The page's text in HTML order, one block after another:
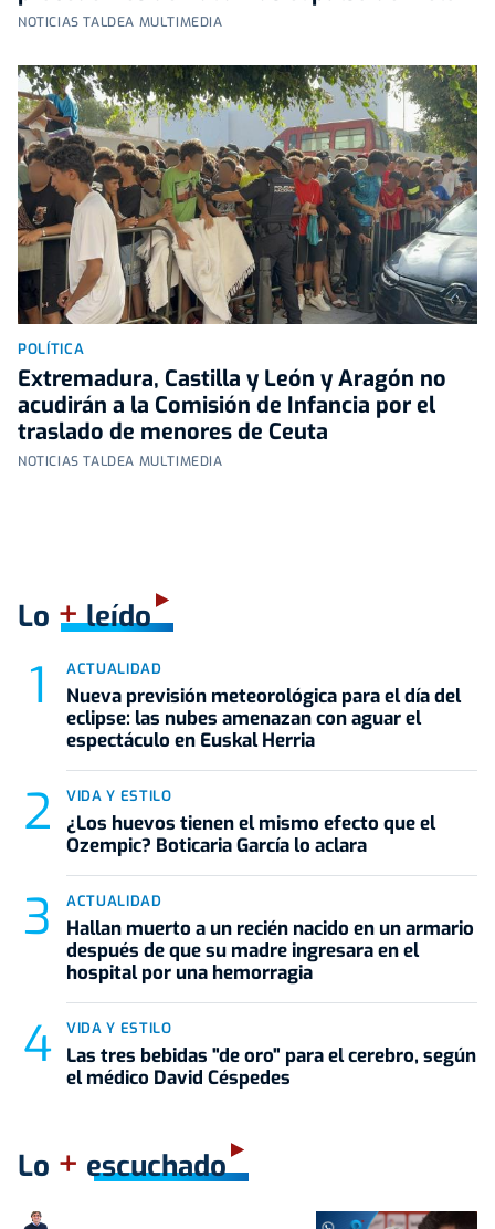
NOTICIAS TALDEA MULTIMEDIA
POLÍTICA
Extremadura, Castilla y León y Aragón no
acudirán a la Comisión de Infancia por el
traslado de menores de Ceuta
NOTICIAS TALDEA MULTIMEDIA
Lo +leído
ACTUALIDAD
Nueva previsión meteorológica para el día del
eclipse: las nubes amenazan con aguar el
espectáculo en Euskal Herria
VIDA Y ESTILO
¿Los huevos tienen el mismo efecto que el
Ozempic? Boticaria García lo aclara
ACTUALIDAD
Hallan muerto a un recién nacido en un armario
después de que su madre ingresara en el
hospital por una hemorragia
VIDA Y ESTILO
Las tres bebidas "de oro" para el cerebro, según
el médico David Céspedes
Lo + escuchado